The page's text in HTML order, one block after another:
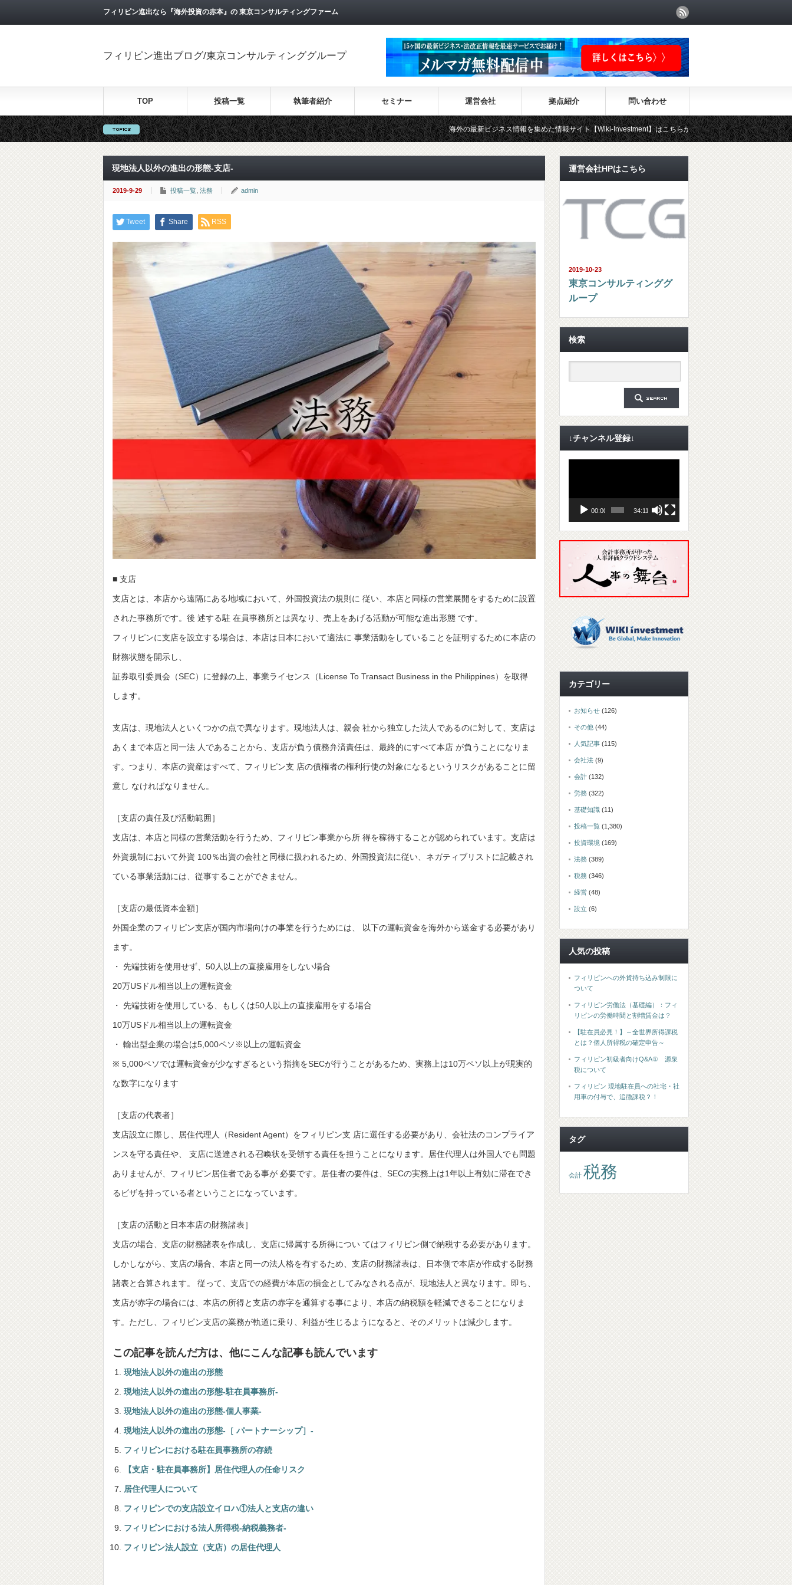
フィリピン進出なら『海外投資の赤本』の 東京コンサルティングファーム
フィリピン進出ブログ/東京コンサルティンググループ
TOP 投稿一覧 執筆者紹介 セミナー 運営会社 拠点紹介 問い合わせ
海外の最新ビジネス情報を集めた情報サイト【Wiki-Investment】はこちらから！！
現地法人以外の進出の形態-支店-
2019-9-29 投稿一覧 法務 admin
Tweet Share RSS
■ 支店
支店とは、本店から遠隔にある地域において、外国投資法の規則に 従い、本店と同様の営業展開をするために設置
された事務所です。後 述する駐 在員事務所とは異なり、売上をあげる活動が可能な進出形態 です。
フィリピンに支店を設立する場合は、本店は日本において適法に 事業活動をしていることを証明するために本店の
財務状態を開示し、
証券取引委員会（SEC）に登録の上、事業ライセンス（License To Transact Business in the Philippines）を取得
します。
支店は、現地法人といくつかの点で異なります。現地法人は、親会 社から独立した法人であるのに対して、支店は
あくまで本店と同一法 人であることから、支店が負う債務弁済責任は、最終的にすべて本店 が負うことになりま
す。つまり、本店の資産はすべて、フィリピン支 店の債権者の権利行使の対象になるというリスクがあることに留
意し なければなりません。
［支店の責任及び活動範囲］
支店は、本店と同様の営業活動を行うため、フィリピン事業から所 得を稼得することが認められています。支店は
外資規制において外資 100％出資の会社と同様に扱われるため、外国投資法に従い、ネガティブリストに記載され
ている事業活動には、従事することができません。
［支店の最低資本金額］
外国企業のフィリピン支店が国内市場向けの事業を行うためには、 以下の運転資金を海外から送金する必要があり
ます。
・ 先端技術を使用せず、50人以上の直接雇用をしない場合
20万USドル相当以上の運転資金
・ 先端技術を使用している、もしくは50人以上の直接雇用をする場合
10万USドル相当以上の運転資金
・ 輸出型企業の場合は5,000ペソ※以上の運転資金
※ 5,000ペソでは運転資金が少なすぎるという指摘をSECが行うことがあるため、実務上は10万ペソ以上が現実的
な数字になります
［支店の代表者］
支店設立に際し、居住代理人（Resident Agent）をフィリピン支 店に選任する必要があり、会社法のコンプライア
ンスを守る責任や、 支店に送達される召喚状を受領する責任を担うことになります。居住代理人は外国人でも問題
ありませんが、フィリピン居住者である事が 必要です。居住者の要件は、SECの実務上は1年以上有効に滞在でき
るビザを持っている者ということになっています。
［支店の活動と日本本店の財務諸表］
支店の場合、支店の財務諸表を作成し、支店に帰属する所得につい てはフィリピン側で納税する必要があります。
しかしながら、支店の場合、本店と同一の法人格を有するため、支店の財務諸表は、日本側で本店が作成する財務
諸表と合算されます。 従って、支店での経費が本店の損金としてみなされる点が、現地法人と異なります。即ち、
支店が赤字の場合には、本店の所得と支店の赤字を通算する事により、本店の納税額を軽減できることになりま
す。ただし、フィリピン支店の業務が軌道に乗り、利益が生じるようになると、そのメリットは減少します。
この記事を読んだ方は、他にこんな記事も読んでいます
現地法人以外の進出の形態
現地法人以外の進出の形態-駐在員事務所-
現地法人以外の進出の形態-個人事業-
現地法人以外の進出の形態-［ パートナーシップ］-
フィリピンにおける駐在員事務所の存続
【支店・駐在員事務所】居住代理人の任命リスク
居住代理人について
フィリピンでの支店設立イロハ①法人と支店の違い
フィリピンにおける法人所得税-納税義務者-
フィリピン法人設立（支店）の居住代理人
運営会社HPはこちら
2019-10-23
東京コンサルティンググ
ループ
検索
↓チャンネル登録↓
ー
00:00 34:11
カテゴリー
お知らせ (126)
その他 (44)
人気記事 (115)
会社法 (9)
会計 (132)
労務 (322)
基礎知識 (11)
投稿一覧 (1,380)
投資環境 (169)
法務 (389)
税務 (346)
経営 (48)
設立 (6)
人気の投稿
フィリピンへの外貨持ち込み制限に
ついて
フィリピン労働法（基礎編）：フィ
リピンの労働時間と割増賃金は？
【駐在員必見！】～全世界所得課税
とは？個人所得税の確定申告～
フィリピン初級者向けQ&A① 源泉
税について
フィリピン 現地駐在員への社宅・社
用車の付与で、追徴課税？！
タグ
会計 税務